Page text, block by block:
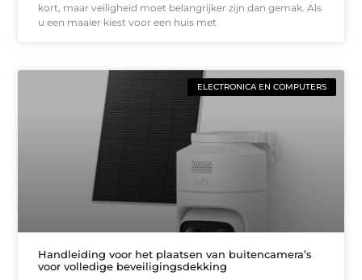
kort, maar veiligheid moet belangrijker zijn dan gemak. Als
u een maaier kiest voor een huis met
ELECTRONICA EN COMPUTERS
Handleiding voor het plaatsen van buitencamera’s
voor volledige beveiligingsdekking